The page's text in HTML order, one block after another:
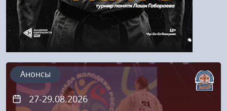
27-29.08.2026
Анонсы